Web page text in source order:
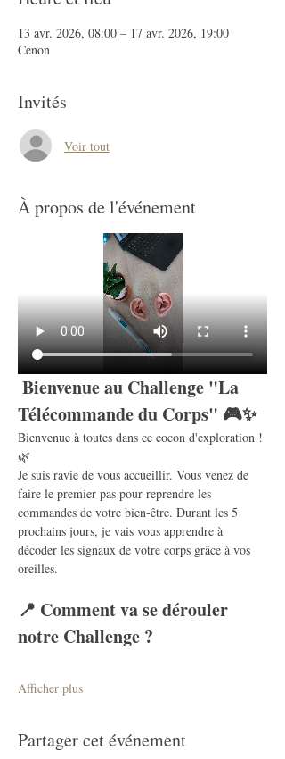
13 avr. 2026, 08:00 – 17 avr. 2026, 19:00
Cenon
Invités
Voir tout
À propos de l'événement
Télécommande du Corps" 🎮✨
Bienvenue à toutes dans ce cocon d'exploration !
🌿
Je suis ravie de vous accueillir. Vous venez de
faire le premier pas pour reprendre les
commandes de votre bien-être. Durant les 5
prochains jours, je vais vous apprendre à
décoder les signaux de votre corps grâce à vos
oreilles.
📍 Comment va se dérouler
notre Challenge ?
Afficher plus
Partager cet événement